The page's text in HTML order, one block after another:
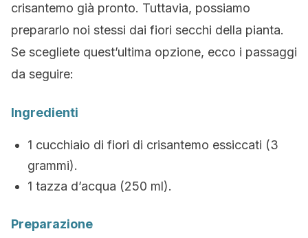
crisantemo già pronto. Tuttavia, possiamo
prepararlo noi stessi dai fiori secchi della pianta.
Se scegliete quest’ultima opzione, ecco i passaggi
da seguire:
Ingredienti
1 cucchiaio di fiori di crisantemo essiccati (3
grammi).
1 tazza d’acqua (250 ml).
Preparazione